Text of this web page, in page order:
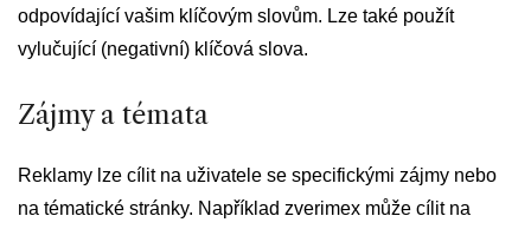
odpovídající vašim klíčovým slovům. Lze také použít
vylučující (negativní) klíčová slova.
Zájmy a témata
Reklamy lze cílit na uživatele se specifickými zájmy nebo
na tématické stránky. Například zverimex může cílit na